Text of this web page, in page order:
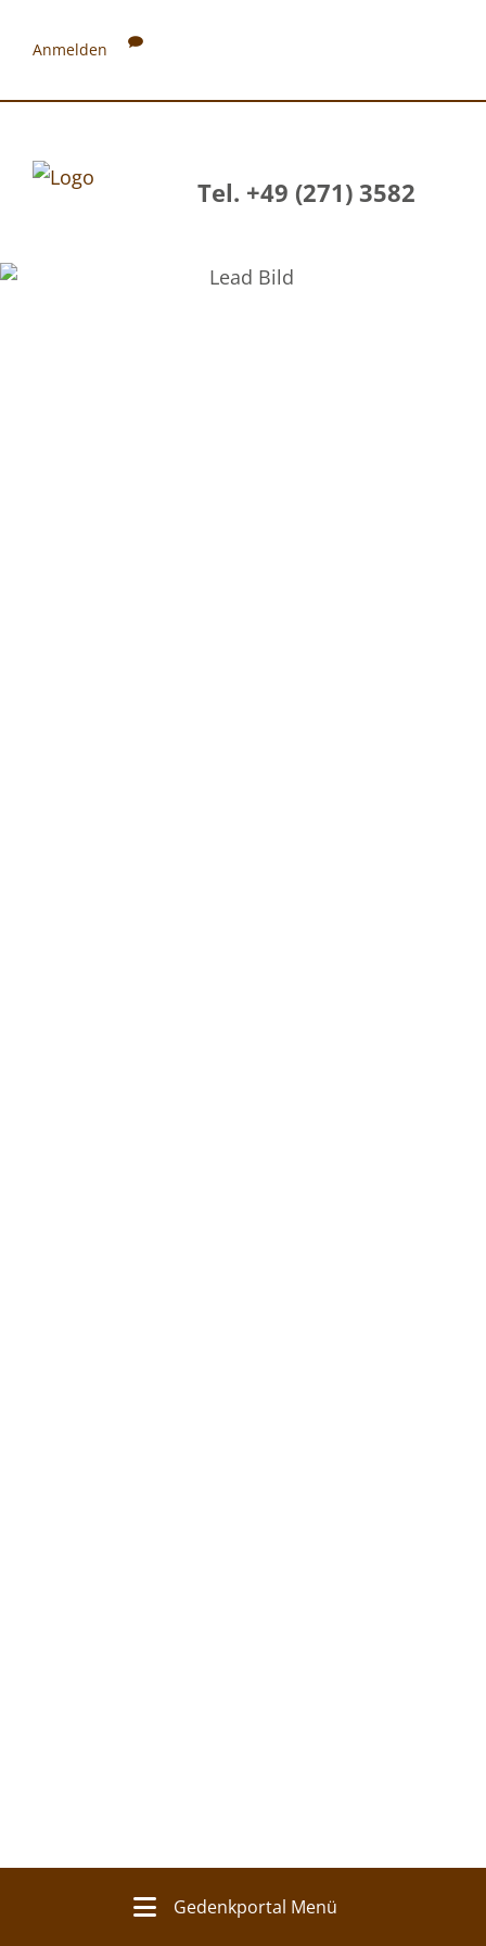
Anmelden
Tel. +49 (271) 3582
Gedenkportal Menü